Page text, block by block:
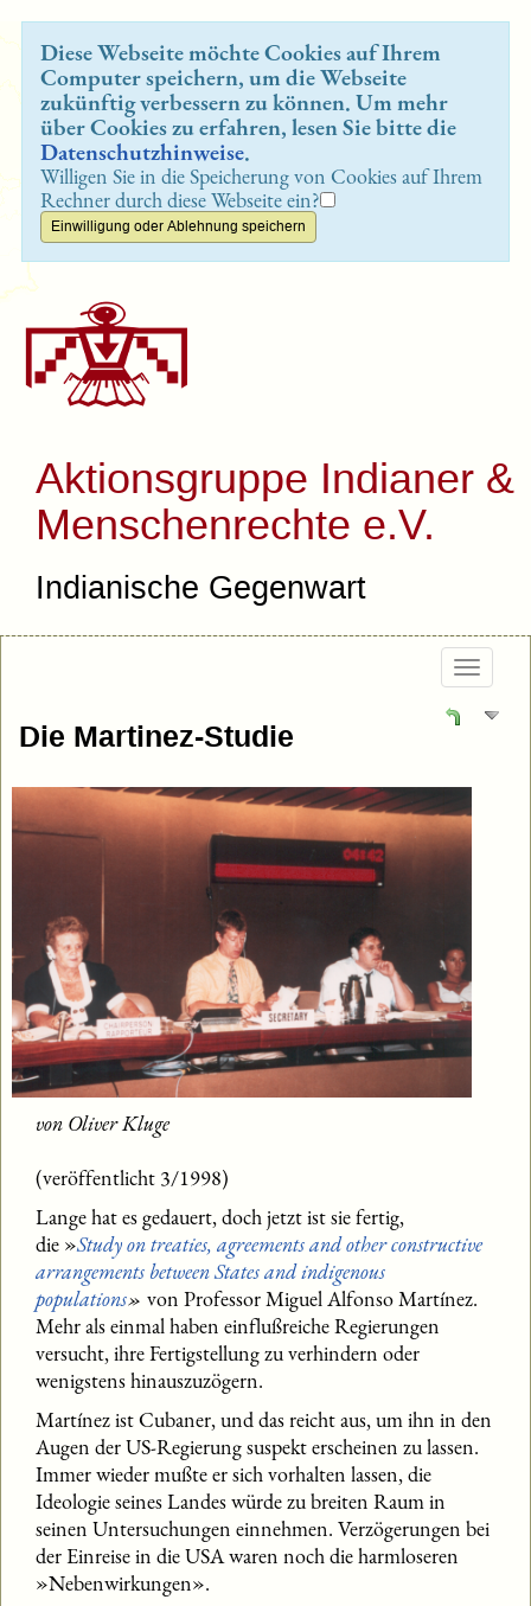
Diese Webseite möchte Cookies auf Ihrem
Computer speichern, um die Webseite
zukünftig verbessern zu können. Um mehr
über Cookies zu erfahren, lesen Sie bitte die
Datenschutzhinweise.
Willigen Sie in die Speicherung von Cookies auf Ihrem
Rechner durch diese Webseite ein?
Aktionsgruppe Indianer &
Menschenrechte e.V.
Indianische Gegenwart
Die Martinez-Studie
von Oliver Kluge
(veröffentlicht 3/1998)
Lange hat es gedauert, doch jetzt ist sie fertig,
die »Study on treaties, agreements and other constructive
arrangements between States and indigenous
populations» von Professor Miguel Alfonso Martínez.
Mehr als einmal haben einflußreiche Regierungen
versucht, ihre Fertigstellung zu verhindern oder
wenigstens hinauszuzögern.
Martínez ist Cubaner, und das reicht aus, um ihn in den
Augen der US-Regierung suspekt erscheinen zu lassen.
Immer wieder mußte er sich vorhalten lassen, die
Ideologie seines Landes würde zu breiten Raum in
seinen Untersuchungen einnehmen. Verzögerungen bei
der Einreise in die USA waren noch die harmloseren
»Nebenwirkungen».